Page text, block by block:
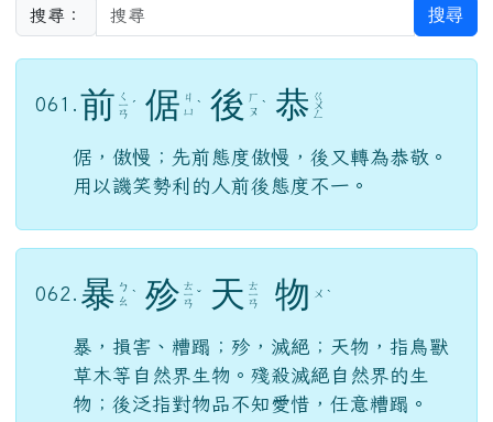
搜尋： 搜尋
061. 前 ㄑ
ㄧ
ㄢ
ˊ 倨 ㄐ
ㄩ ˋ 後 ㄏ
ㄡ ˋ 恭 ㄍ
ㄨ
ㄥ
倨，傲慢；先前態度傲慢，後又轉為恭敬。
用以譏笑勢利的人前後態度不一。
062. 暴 ㄅ
ㄠ ˋ 殄 ㄊ
ㄧ
ㄢ
ˇ 天 ㄊ
ㄧ
ㄢ 物 ㄨ ˋ
暴，損害、糟蹋；殄，滅絕；天物，指鳥獸
草木等自然界生物。殘殺滅絕自然界的生
物；後泛指對物品不知愛惜，任意糟蹋。